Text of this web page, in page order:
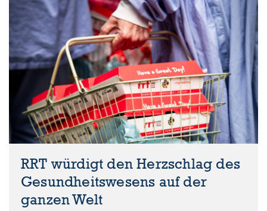
RRT würdigt den Herzschlag des
Gesundheitswesens auf der
ganzen Welt